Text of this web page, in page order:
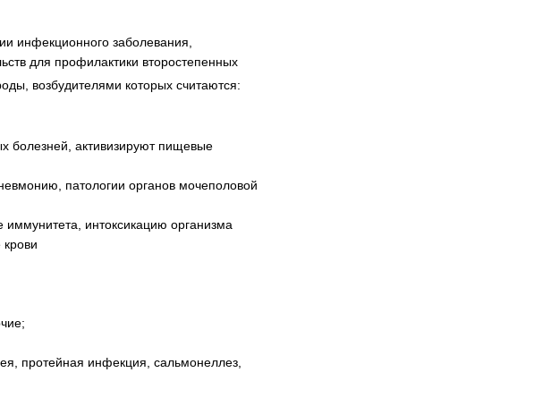
инфекционного заболевания,
для профилактики второстепенных
возбудителями которых считаются:
болезней, активизируют пищевые
патологии органов мочеполовой
интоксикацию организма
протейная инфекция, сальмонеллез,